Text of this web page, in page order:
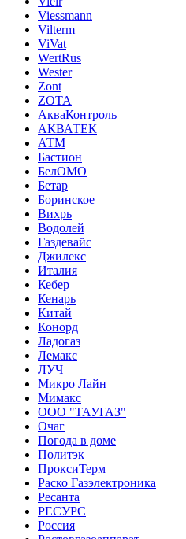
Viessmann
Vilterm
ViVat
WertRus
Wester
Zont
ZOTA
АкваКонтроль
АКВАТЕК
АТМ
Бастион
БелОМО
Бетар
Боринское
Вихрь
Водолей
Газдевайс
Джилекс
Италия
Кебер
Кенарь
Китай
Конорд
Ладогаз
Лемакс
ЛУЧ
Микро Лайн
Мимакс
ООО "ТАУГАЗ"
Очаг
Погода в доме
Политэк
ПроксиТерм
Раско Газэлектроника
Ресанта
РЕСУРС
Россия